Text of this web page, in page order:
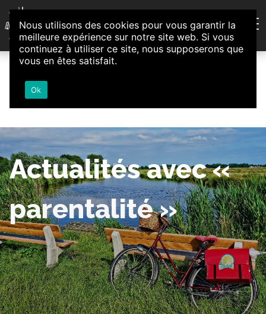
Aller au contenu
Association d'Animation et d'Initiatives Citoyennes
Loire-Authion
Actualités avec «
parentalité »
Nous utilisons des cookies pour vous garantir la
meilleure expérience sur notre site web. Si vous
continuez à utiliser ce site, nous supposerons que
vous en êtes satisfait.
Ok